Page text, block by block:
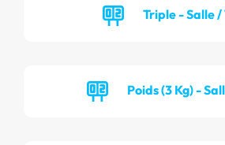
Triple - Salle /
Poids (3 Kg) -